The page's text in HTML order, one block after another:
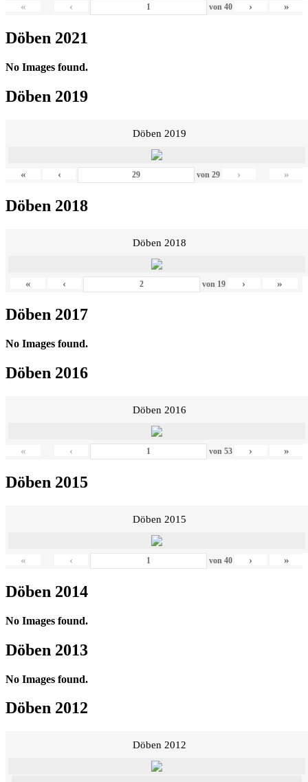
« ‹ von 40 › »
Döben 2021
No Images found.
Döben 2019
Döben 2019
« ‹ von29 › »
Döben 2018
Döben 2018
« ‹ von 19 › »
Döben 2017
No Images found.
Döben 2016
Döben 2016
« ‹ von 53 › »
Döben 2015
Döben 2015
« ‹ von 40 › »
Döben 2014
No Images found.
Döben 2013
No Images found.
Döben 2012
Döben 2012